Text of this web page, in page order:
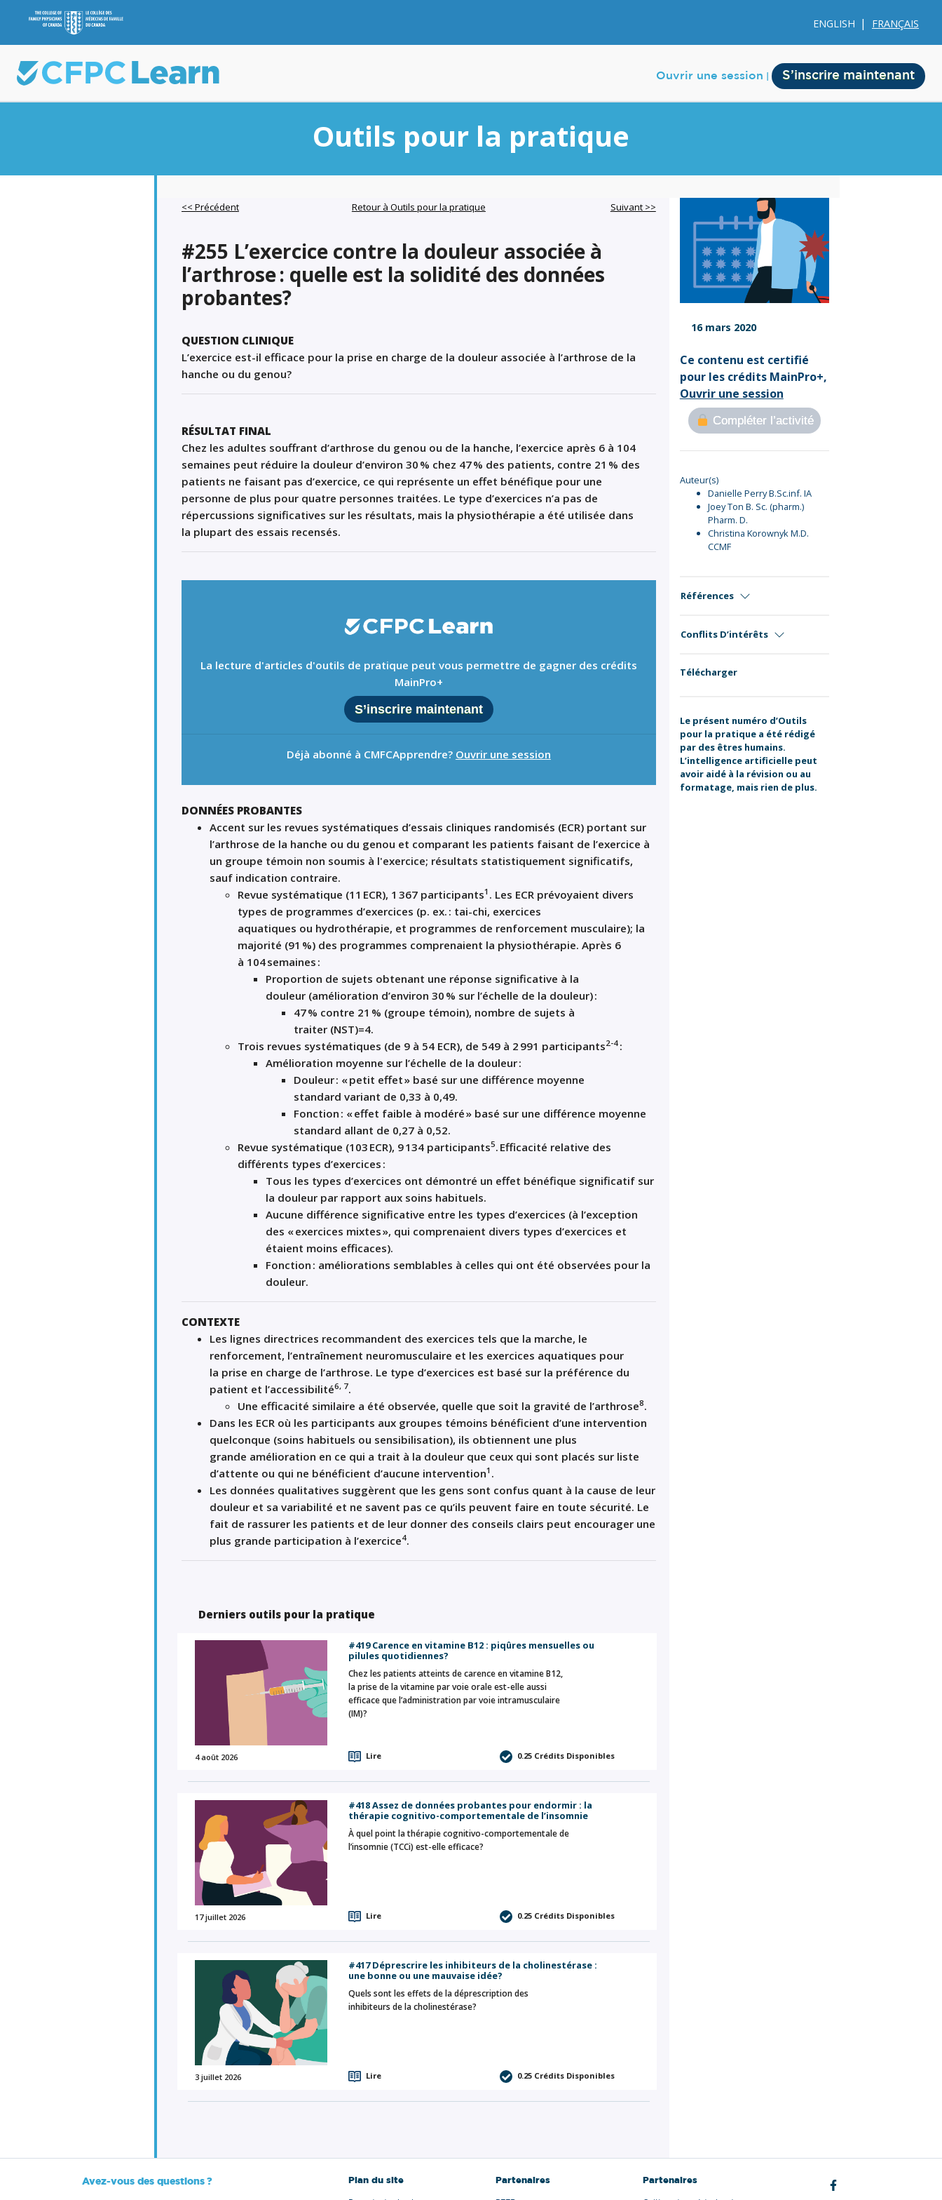
ENGLISH FRANÇAIS
Ouvrir une session S’inscrire maintenant
Membership
Account Membership
Credit History
Edit Profile
Outils pour la pratique
<< Précédent Retour à Outils pour la pratique Suivant >>
#255 L’exercice contre la douleur associée à
l’arthrose : quelle est la solidité des données
probantes?
QUESTION CLINIQUE
L’exercice est-il efficace pour la prise en charge de la douleur associée à l’arthrose de la
hanche ou du genou?
RÉSULTAT FINAL
Chez les adultes souffrant d’arthrose du genou ou de la hanche, l’exercice après 6 à 104
semaines peut réduire la douleur d’environ 30 % chez 47% des patients, contre 21 % des
patients ne faisant pas d’exercice, ce qui représente un effet bénéfique pour une
personne de plus pour quatre personnes traitées. Le type d’exercices n’a pas de
répercussions significatives sur les résultats, mais la physiothérapie a été utilisée dans
la plupart des essais recensés.
La lecture d'articles d'outils de pratique peut vous permettre de gagner des crédits
MainPro+
S’inscrire maintenant
Déjà abonné à CMFCApprendre? Ouvrir une session
DONNÉES PROBANTES
Accent sur les revues systématiques d’essais cliniques randomisés (ECR) portant sur
l’arthrose de la hanche ou du genou et comparant les patients faisant de l’exercice à
un groupe témoin non soumis à l'exercice; résultats statistiquement significatifs,
sauf indication contraire.
Revue systématique (11 ECR), 1 367 participants1 . Les ECR prévoyaient divers
types de programmes d’exercices (p. ex. : tai-chi, exercices
aquatiques ou hydrothérapie, et programmes de renforcement musculaire); la
majorité (91 %) des programmes comprenaient la physiothérapie. Après 6
à 104semaines :
Proportion de sujets obtenant une réponse significative à la
douleur (amélioration d’environ 30 % sur l’échelle de la douleur):
47% contre 21 % (groupe témoin), nombre de sujets à
traiter (NST)=4.
Trois revues systématiques (de 9 à 54 ECR), de 549 à 2 991 participants2-4 :
Amélioration moyenne sur l’échelle de la douleur:
Douleur: «petit effet» basé sur une différence moyenne
standard variant de 0,33 à 0,49.
Fonction : «effet faible à modéré» basé sur une différence moyenne
standard allant de 0,27 à 0,52.
Revue systématique (103 ECR), 9134 participants5. Efficacité relative des
différents types d’exercices :
Tous les types d’exercices ont démontré un effet bénéfique significatif sur
la douleur par rapport aux soins habituels.
Aucune différence significative entre les types d’exercices (à l’exception
des «exercices mixtes », qui comprenaient divers types d’exercices et
étaient moins efficaces).
Fonction : améliorations semblables à celles qui ont été observées pour la
douleur.
CONTEXTE
Les lignes directrices recommandent des exercices tels que la marche, le
renforcement, l’entraînement neuromusculaire et les exercices aquatiques pour
la prise en charge de l’arthrose. Le type d’exercices est basé sur la préférence du
patient et l’accessibilité6, 7.
Une efficacité similaire a été observée, quelle que soit la gravité de l’arthrose8.
Dans les ECR où les participants aux groupes témoins bénéficient d’une intervention
quelconque (soins habituels ou sensibilisation), ils obtiennent une plus
grande amélioration en ce qui a trait à la douleur que ceux qui sont placés sur liste
d’attente ou qui ne bénéficient d’aucune intervention1 .
Les données qualitatives suggèrent que les gens sont confus quant à la cause de leur
douleur et sa variabilité et ne savent pas ce qu’ils peuvent faire en toute sécurité. Le
fait de rassurer les patients et de leur donner des conseils clairs peut encourager une
plus grande participation à l’exercice4.
Derniers outils pour la pratique
4 août 2026
#419 Carence en vitamine B12 : piqûres mensuelles ou
pilules quotidiennes?
Chez les patients atteints de carence en vitamine B12,
la prise de la vitamine par voie orale est-elle aussi
efficace que l’administration par voie intramusculaire
(IM)?
Lire 0.25 Crédits Disponibles
17 juillet 2026
#418 Assez de données probantes pour endormir : la
thérapie cognitivo-comportementale de l’insomnie
À quel point la thérapie cognitivo-comportementale de
l’insomnie (TCCi) est-elle efficace?
Lire 0.25 Crédits Disponibles
3 juillet 2026
#417 Déprescrire les inhibiteurs de la cholinestérase :
une bonne ou une mauvaise idée?
Quels sont les effets de la déprescription des
inhibiteurs de la cholinestérase?
Lire 0.25 Crédits Disponibles
16 mars 2020
Ce contenu est certifié
pour les crédits MainPro+,
Ouvrir une session
Compléter l’activité
Auteur(s)
Danielle Perry B.Sc.inf. IA
Joey Ton B. Sc. (pharm.)
Pharm. D.
Christina Korownyk M.D.
CCMF
Références
Conflits D’intérêts
Télécharger
Le présent numéro d’Outils
pour la pratique a été rédigé
par des êtres humains.
L’intelligence artificielle peut
avoir aidé à la révision ou au
formatage, mais rien de plus.
Avez-vous des questions ? Plan du site Partenaires Partenaires